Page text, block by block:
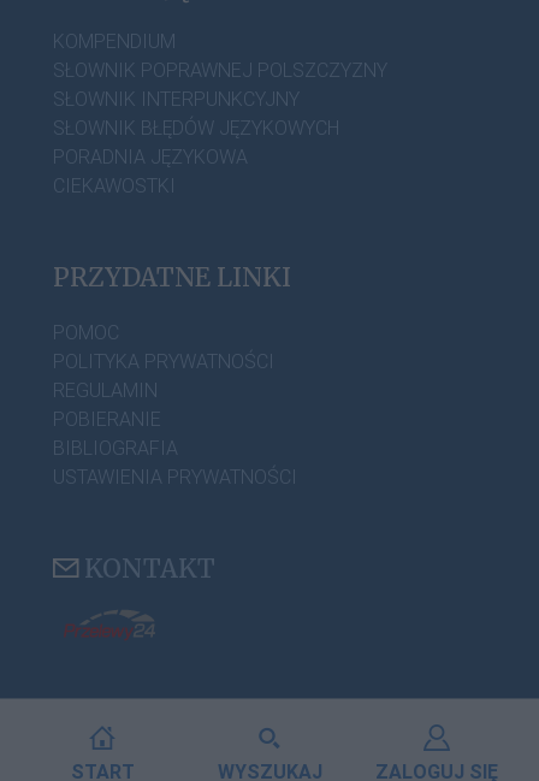
KOMPENDIUM
SŁOWNIK POPRAWNEJ POLSZCZYZNY
SŁOWNIK INTERPUNKCYJNY
SŁOWNIK BŁĘDÓW JĘZYKOWYCH
PORADNIA JĘZYKOWA
CIEKAWOSTKI
PRZYDATNE LINKI
POMOC
POLITYKA PRYWATNOŚCI
REGULAMIN
POBIERANIE
BIBLIOGRAFIA
USTAWIENIA PRYWATNOŚCI
KONTAKT
START WYSZUKAJ ZALOGUJ SIĘ